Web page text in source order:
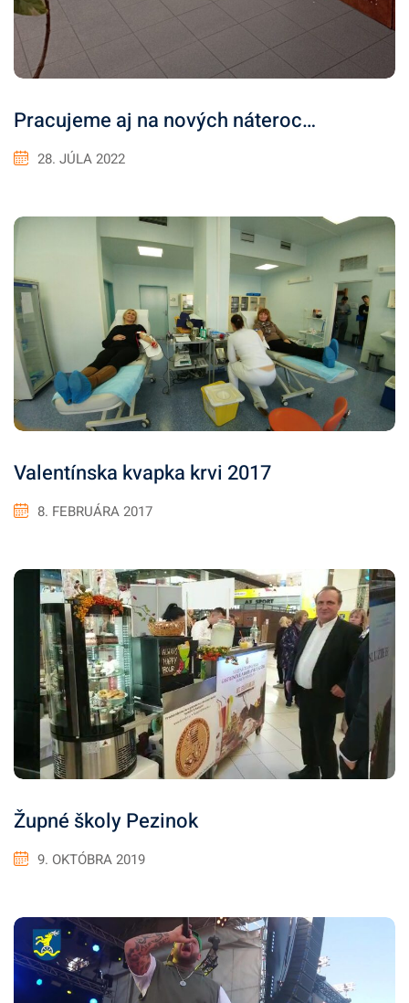
Pracujeme aj na nových náteroc…
28. JÚLA 2022
Valentínska kvapka krvi 2017
8. FEBRUÁRA 2017
Župné školy Pezinok
9. OKTÓBRA 2019